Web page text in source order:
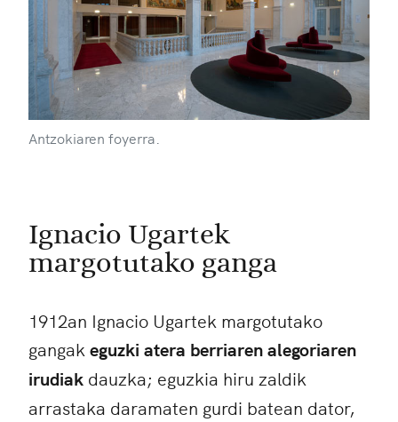
Antzokiaren foyerra.
Ignacio Ugartek
margotutako ganga
1912an Ignacio Ugartek margotutako
gangak eguzki atera berriaren alegoriaren
irudiak dauzka; eguzkia hiru zaldik
arrastaka daramaten gurdi batean dator,